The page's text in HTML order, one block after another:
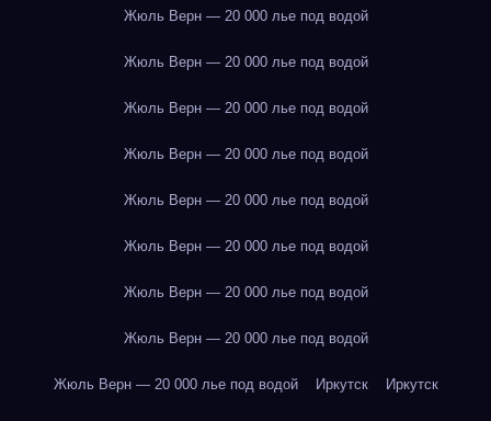
Жюль Верн — 20 000 лье под водой
Жюль Верн — 20 000 лье под водой
Жюль Верн — 20 000 лье под водой
Жюль Верн — 20 000 лье под водой
Жюль Верн — 20 000 лье под водой
Жюль Верн — 20 000 лье под водой
Жюль Верн — 20 000 лье под водой
Жюль Верн — 20 000 лье под водой
Жюль Верн — 20 000 лье под водой Иркутск Иркутск